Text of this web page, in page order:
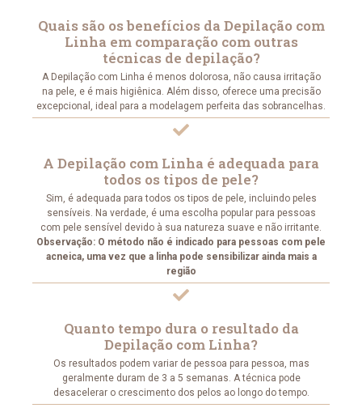
Quais são os benefícios da Depilação com
Linha em comparação com outras
técnicas de depilação?
A Depilação com Linha é menos dolorosa, não causa irritação
na pele, e é mais higiênica. Além disso, oferece uma precisão
excepcional, ideal para a modelagem perfeita das sobrancelhas.
A Depilação com Linha é adequada para
todos os tipos de pele?
Sim, é adequada para todos os tipos de pele, incluindo peles
sensíveis. Na verdade, é uma escolha popular para pessoas
com pele sensível devido à sua natureza suave e não irritante.
Observação: O método não é indicado para pessoas com pele
acneica, uma vez que a linha pode sensibilizar ainda mais a
região
Quanto tempo dura o resultado da
Depilação com Linha?
Os resultados podem variar de pessoa para pessoa, mas
geralmente duram de 3 a 5 semanas. A técnica pode
desacelerar o crescimento dos pelos ao longo do tempo.